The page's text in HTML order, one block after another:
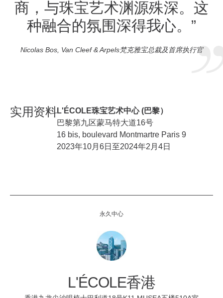
Nicolas Bos, Van Cleef & Arpels梵克雅宝总裁及首席执行官
商，与珠宝艺术渊源殊深。这
种融合的氛围深得我心。”
实用资料L'ÉCOLE珠宝艺术中心 (巴黎）
巴黎第九区蒙马特大道16号
16 bis, boulevard Montmartre Paris 9
2023年10月6日至2024年2月4日
永久中心
L'ÉCOLE香港